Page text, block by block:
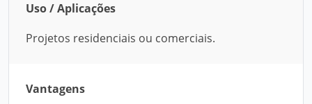
Uso / Aplicações
Projetos residenciais ou comerciais.
Vantagens